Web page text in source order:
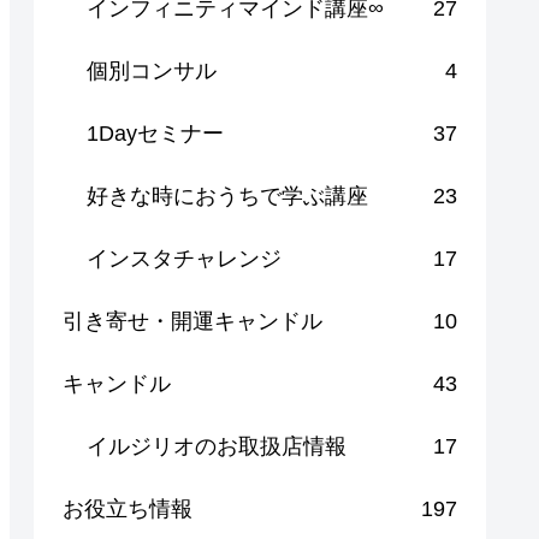
インフィニティマインド講座∞ 27
個別コンサル 4
1Dayセミナー 37
好きな時におうちで学ぶ講座 23
インスタチャレンジ 17
引き寄せ・開運キャンドル 10
キャンドル 43
イルジリオのお取扱店情報 17
お役立ち情報 197